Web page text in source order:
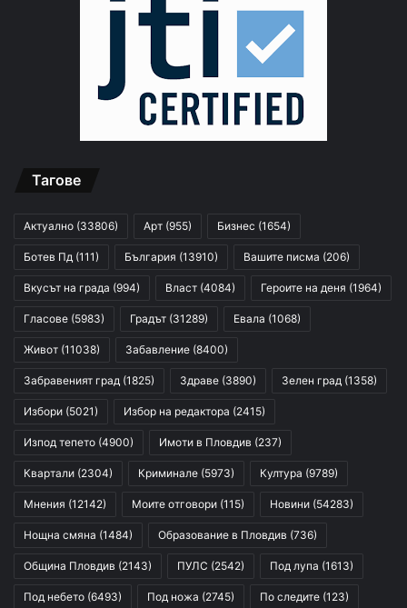
Тагове
Актуално (33806) Арт (955) Бизнес (1654)
Ботев Пд (111) България (13910) Вашите писма (206)
Вкусът на града (994) Власт (4084) Героите на деня (1964)
Гласове (5983) Градът (31289) Евала (1068)
Живот (11038) Забавление (8400)
Забравеният град (1825) Здраве (3890) Зелен град (1358)
Избори (5021) Избор на редактора (2415)
Изпод тепето (4900) Имоти в Пловдив (237)
Квартали (2304) Криминале (5973) Култура (9789)
Мнения (12142) Моите отговори (115) Новини (54283)
Нощна смяна (1484) Образование в Пловдив (736)
Община Пловдив (2143) ПУЛС (2542) Под лупа (1613)
Под небето (6493) Под ножа (2745) По следите (123)